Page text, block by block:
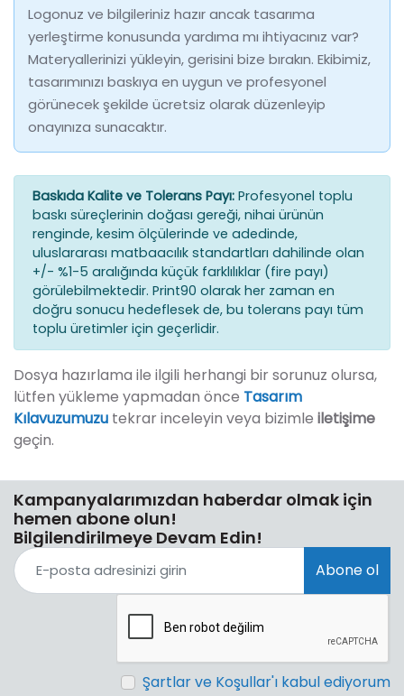
Logonuz ve bilgileriniz hazır ancak tasarıma
yerleştirme konusunda yardıma mı ihtiyacınız var?
Materyallerinizi yükleyin, gerisini bize bırakın. Ekibimiz,
tasarımınızı baskıya en uygun ve profesyonel
görünecek şekilde ücretsiz olarak düzenleyip
onayınıza sunacaktır.
Baskıda Kalite ve Tolerans Payı: Profesyonel toplu
baskı süreçlerinin doğası gereği, nihai ürünün
renginde, kesim ölçülerinde ve adedinde,
uluslararası matbaacılık standartları dahilinde olan
+/- %1-5 aralığında küçük farklılıklar (fire payı)
görülebilmektedir. Print90 olarak her zaman en
doğru sonucu hedeflesek de, bu tolerans payı tüm
toplu üretimler için geçerlidir.
Dosya hazırlama ile ilgili herhangi bir sorunuz olursa,
lütfen yükleme yapmadan önce Tasarım
Kılavuzumuzu tekrar inceleyin veya bizimle iletişime
geçin.
Kampanyalarımızdan haberdar olmak için
hemen abone olun!
Bilgilendirilmeye Devam Edin!
Abone ol
Şartlar ve Koşullar'ı kabul ediyorum